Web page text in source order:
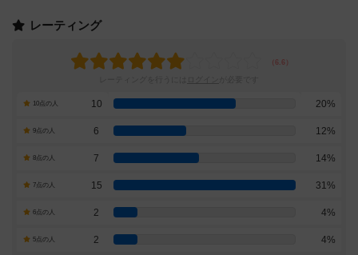
レーティング
10点の人 10 20%
9点の人 6 12%
8点の人 7 14%
7点の人 15 31%
6点の人 2 4%
5点の人 2 4%